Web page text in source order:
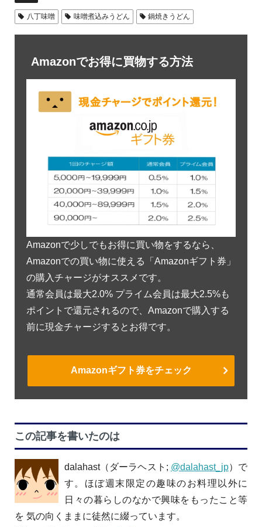
八丁味噌 味噌煮込みうどん 鍋焼きうどん
Amazonでお得に買物する方法
Amazonで少しでもお得に買い物をするなら、
Amazonでの買い物に使える「Amazonギフト券」
の購入チャージがオススメです。
通常会員は最大2.0% プライム会員は最大2.5%も
ポイントで還元されるので、Amazonで購入する
前に現金チャージするとお得です。
Amazonギフト券をチェック
この記事を書いたのは
dalahast（ダーラヘスト; @dalahast_jp）で
す。ほぼ週末限定の趣味のお料理以外に
日々の暮らしのなかで興味をもったこと等
を 気の向くままに徒然に綴っています。